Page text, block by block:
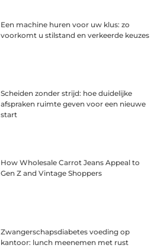
Een machine huren voor uw klus: zo
voorkomt u stilstand en verkeerde keuzes
Scheiden zonder strijd: hoe duidelijke
afspraken ruimte geven voor een nieuwe
start
How Wholesale Carrot Jeans Appeal to
Gen Z and Vintage Shoppers
Zwangerschapsdiabetes voeding op
kantoor: lunch meenemen met rust